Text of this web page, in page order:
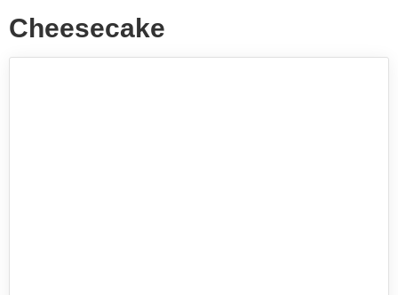
Cheesecake